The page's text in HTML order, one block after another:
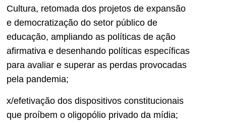
Cultura, retomada dos projetos de expansão
e democratização do setor público de
educação, ampliando as políticas de ação
afirmativa e desenhando políticas específicas
para avaliar e superar as perdas provocadas
pela pandemia;
x/efetivação dos dispositivos constitucionais
que proíbem o oligopólio privado da mídia;